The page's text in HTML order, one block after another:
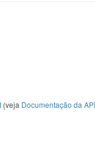
(veja Documentação da API